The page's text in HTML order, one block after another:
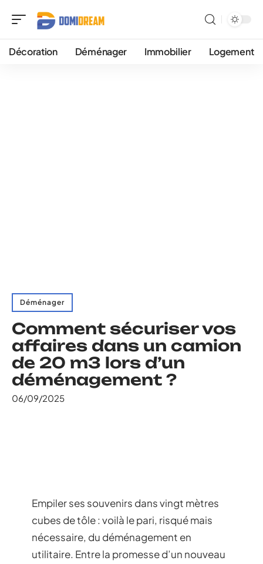
Décoration Déménager Immobilier Logement
Déménager
Comment sécuriser vos
affaires dans un camion
de 20 m3 lors d’un
déménagement ?
06/09/2025
Empiler ses souvenirs dans vingt mètres
cubes de tôle : voilà le pari, risqué mais
nécessaire, du déménagement en
utilitaire. Entre la promesse d’un nouveau